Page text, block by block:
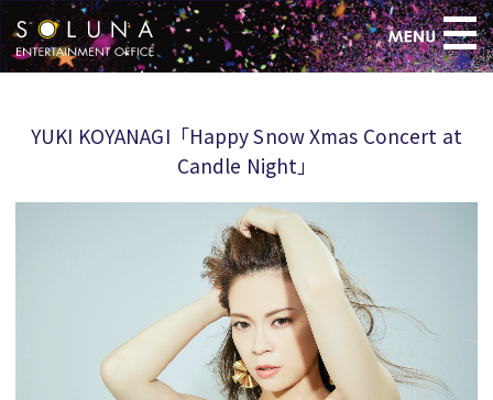
YUKI KOYANAGI「Happy Snow Xmas Concert at
Candle Night」